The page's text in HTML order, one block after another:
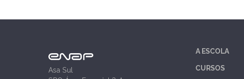
Asa Sul
A ESCOLA
CURSOS